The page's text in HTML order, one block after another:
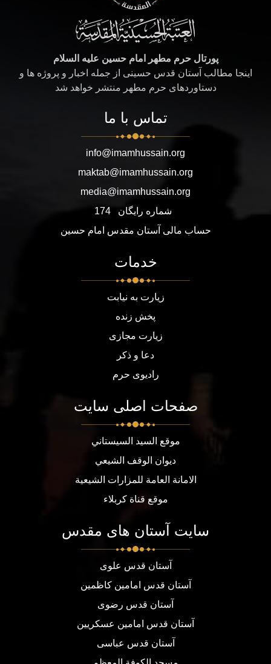
پورتال حرم مطهر امام حسین علیه السلام
اینجا مطالب آستان قدس حسینی از جمله اخبار و پروژه ها و
دستاوردهای حرم مطهر منتشر خواهد شد
تماس با ما
info@imamhussain.org
maktab@imamhussain.org
media@imamhussain.org
شماره رایگان
174
حساب مالی آستان مقدس امام حسین
خدمات
زیارت به نیابت
پخش زنده
زیارت مجازی
دعا و ذکر
رادیوی حرم
صفحات اصلی سایت
موقع السيد السيستاني
ديوان الوقف الشيعي
الامانة العامة للمزارات الشيعية
موقع قناة كربلاء
سایت آستان های مقدس
آستان قدس علوی
آستان قدس امامین کاظمین
آستان قدس رضوی
آستان قدس امامین عسکریین
آستان قدس عباسی